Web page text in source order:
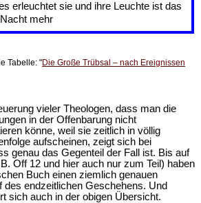
erleuchtet sie und ihre Leuchte ist das
mehr
Tabelle: "Die Große Trübsal – nach Ereignissen
vieler Theologen, dass man die
in der Offenbarung nicht
könne, weil sie zeitlich in völlig
aufscheinen, zeigt sich bei
genau das Gegenteil der Fall ist. Bis auf
Off 12 und hier auch nur zum Teil) haben
Buch einen ziemlich genauen
des endzeitlichen Geschehens. Und
sich auch in der obigen Übersicht.